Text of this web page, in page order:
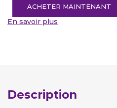
ACHETER MAINTENANT
En savoir plus
Description